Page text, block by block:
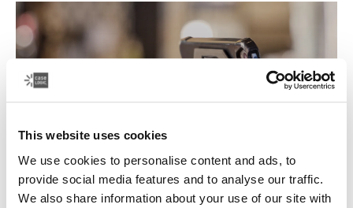
This website uses cookies
We use cookies to personalise content and ads, to
provide social media features and to analyse our traffic.
We also share information about your use of our site with